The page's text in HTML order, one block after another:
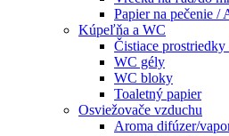
Papier na pečenie /
Kúpeľňa a WC
Čistiace
WC gély
WC bloky
Toaletný papier
Osviežovače vzduchu
Aroma difúzer/